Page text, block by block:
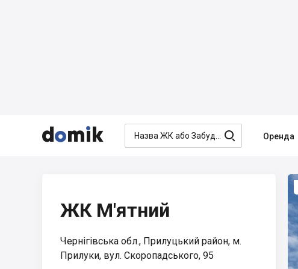


  Оренда
ЖК М'ятний
Чернігівська обл., Прилуцький район, м.
Прилуки, вул. Скоропадського, 95